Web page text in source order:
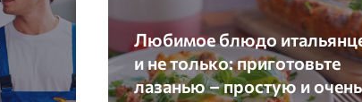
Любимое блюдо
и не только: приготовьте
лазанью – простую и очень